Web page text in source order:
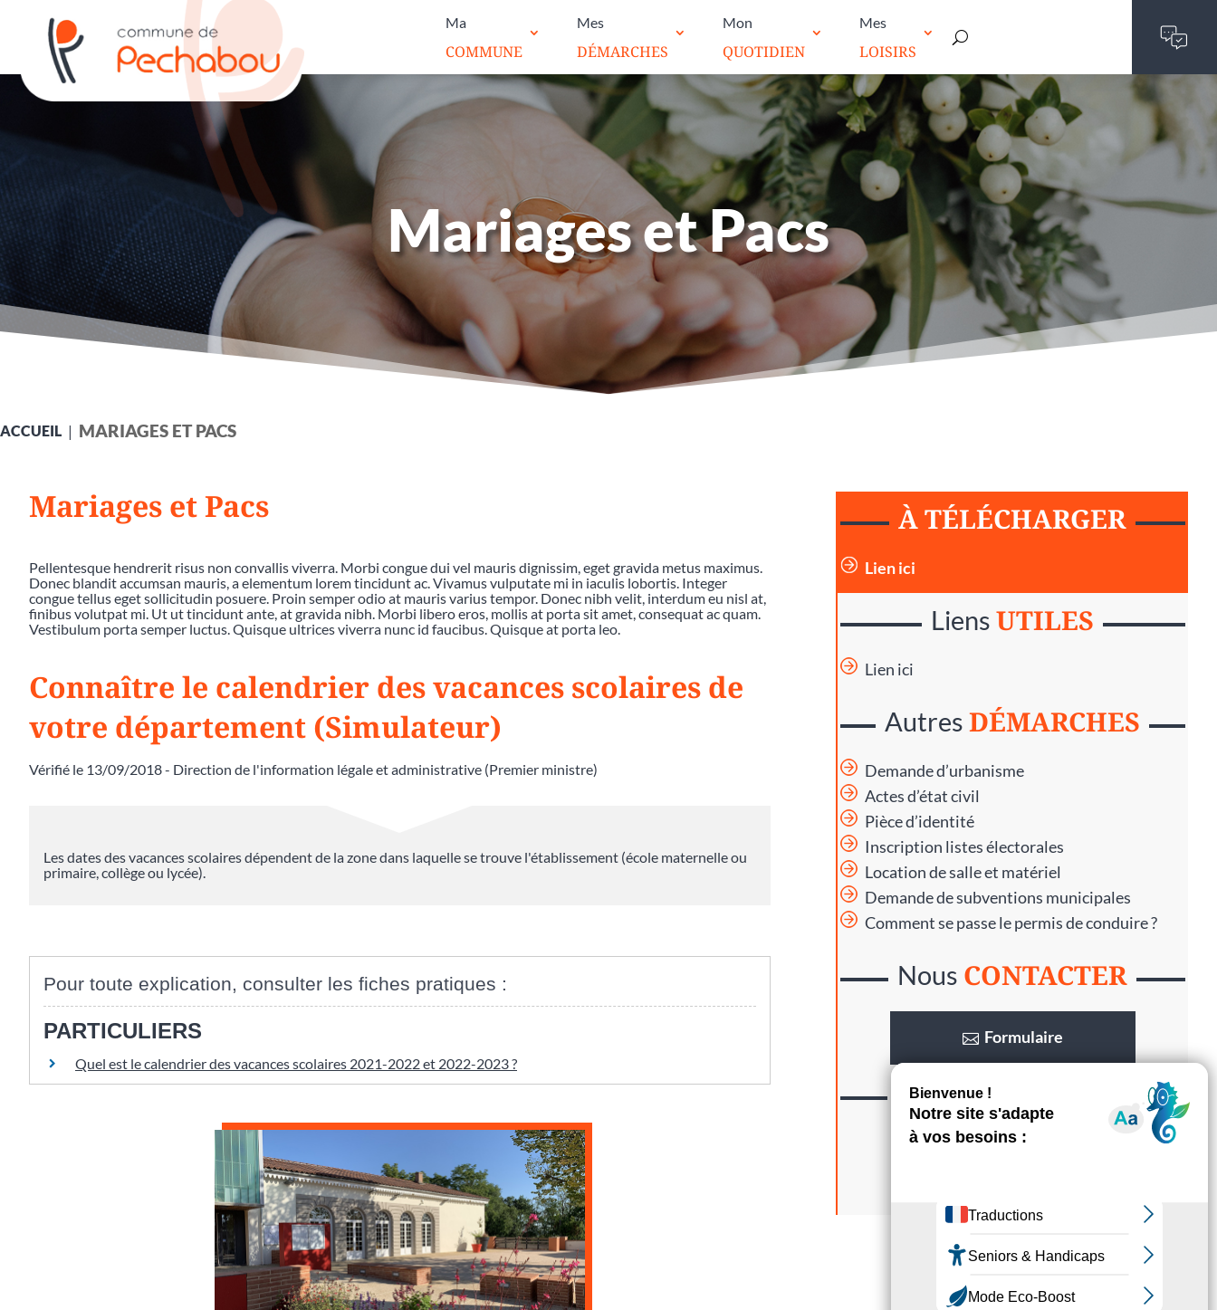
Ma
COMMUNE
Mes
DÉMARCHES
Mon
QUOTIDIEN
Mes
LOISIRS
Mariages et Pacs
ACCUEIL MARIAGES ET PACS
Mariages et Pacs
Pellentesque hendrerit risus non convallis viverra. Morbi congue dui vel mauris dignissim, eget gravida metus maximus.
Donec blandit accumsan mauris, a elementum lorem tincidunt ac. Vivamus vulputate mi in iaculis lobortis. Integer
congue tellus eget sollicitudin posuere. Proin semper odio at mauris varius tempor. Donec nibh velit, interdum eu nisl at,
finibus volutpat mi. Ut ut tincidunt ante, at gravida nibh. Morbi libero eros, mollis at porta sit amet, consequat ac quam.
Vestibulum porta semper luctus. Quisque ultrices viverra nunc id faucibus. Quisque at porta leo.
Connaître le calendrier des vacances scolaires de
votre département (Simulateur)
Vérifié le 13/09/2018 - Direction de l'information légale et administrative (Premier ministre)
Les dates des vacances scolaires dépendent de la zone dans laquelle se trouve l'établissement (école maternelle ou
primaire, collège ou lycée).
Pour toute explication, consulter les fiches pratiques :
PARTICULIERS
Quel est le calendrier des vacances scolaires 2021-2022 et 2022-2023 ?
À TÉLÉCHARGER
Lien ici
LiensUTILES
Lien ici
AutresDÉMARCHES
Demande d’urbanisme
Actes d’état civil
Pièce d’identité
Inscription listes électorales
Location de salle et matériel
Demande de subventions municipales
Comment se passe le permis de conduire ?
Nous CONTACTER
Formulaire
LisezLA GAZETTE